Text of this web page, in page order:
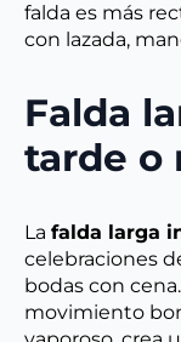
falda es más
con lazada,
Falda
tarde o
La falda larga
celebraciones
bodas con
movimiento